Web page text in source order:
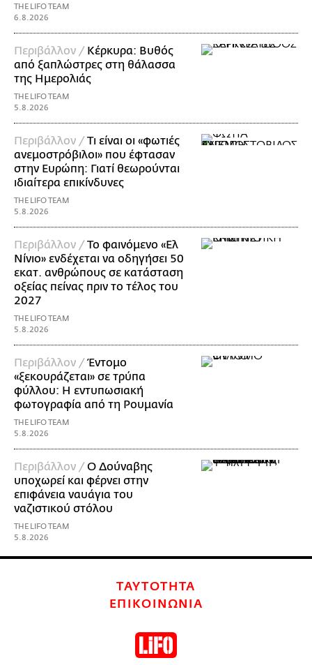
THE LIFO TEAM
6.8.2026
Περιβάλλον / Κέρκυρα: Βυθός
από ξαπλώστρες στη θάλασσα
της Ημερολιάς
THE LIFO TEAM
5.8.2026
Περιβάλλον /Τι είναι οι «φωτιές
ανεμοστρόβιλοι» που έφτασαν
στην Ευρώπη: Γιατί θεωρούνται
ιδιαίτερα επικίνδυνες
THE LIFO TEAM
5.8.2026
Περιβάλλον /Το φαινόμενο «Ελ
Νίνιο» ενδέχεται να οδηγήσει 50
εκατ. ανθρώπους σε κατάσταση
οξείας πείνας πριν το τέλος του
2027
THE LIFO TEAM
5.8.2026
Περιβάλλον /Έντομο
«ξεκουράζεται» σε τρύπα
φύλλου: Η εντυπωσιακή
φωτογραφία από τη Ρουμανία
THE LIFO TEAM
5.8.2026
Περιβάλλον /Ο Δούναβης
υποχωρεί και φέρνει στην
επιφάνεια ναυάγια του
ναζιστικού στόλου
THE LIFO TEAM
5.8.2026
ΤΑΥΤΟΤΗΤΑ
ΕΠΙΚΟΙΝΩΝΙΑ